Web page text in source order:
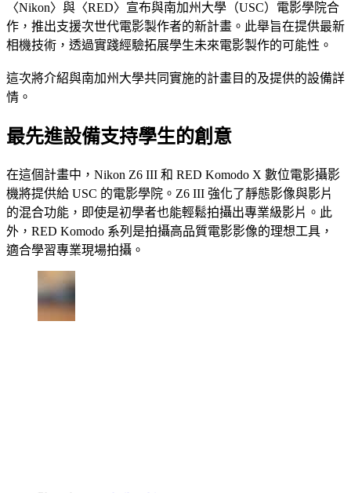
〈Nikon〉與〈RED〉宣布與南加州大學（USC）電影學院合
作，推出支援次世代電影製作者的新計畫。此舉旨在提供最新
相機技術，透過實踐經驗拓展學生未來電影製作的可能性。
這次將介紹與南加州大學共同實施的計畫目的及提供的設備詳
情。
最先進設備支持學生的創意
在這個計畫中，Nikon Z6 III 和 RED Komodo X 數位電影攝影
機將提供給 USC 的電影學院。Z6 III 強化了靜態影像與影片
的混合功能，即使是初學者也能輕鬆拍攝出專業級影片。此
外，RED Komodo 系列是拍攝高品質電影影像的理想工具，
適合學習專業現場拍攝。